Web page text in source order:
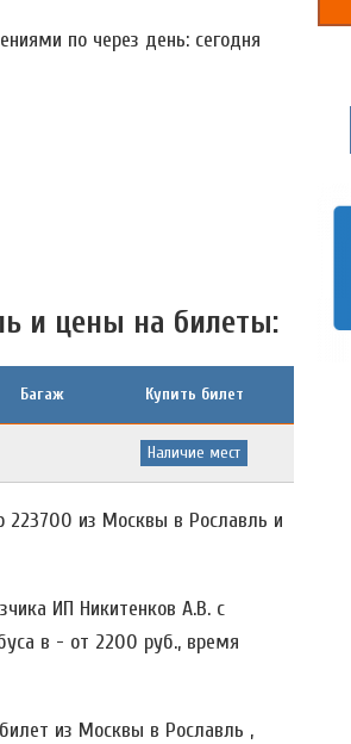
по через день: сегодня
и цены на билеты:
Багаж Купить билет
Наличие мест
223700 из Москвы в Рославль и
ИП Никитенков А.В. c
в - от 2200 руб., время
из Москвы в Рославль ,